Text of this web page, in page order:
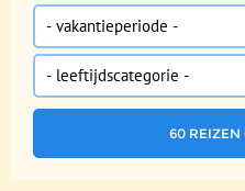
Vakantieperiode
Leeftijdscategorie